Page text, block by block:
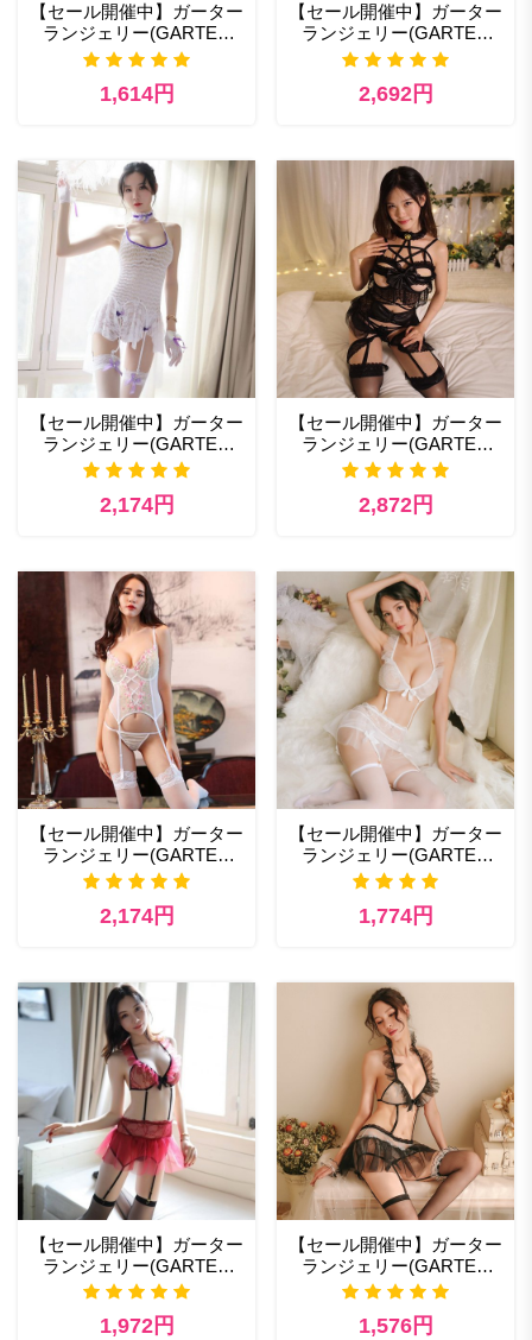
【セール開催中】ガーター
ランジェリー(GARTER
LINGERIE) エロ 激安ラン
1,614円
【セール開催中】ガーター
ランジェリー(GARTER
LINGERIE) スパイスラン
2,692円
【セール開催中】ガーター
ランジェリー(GARTER
LINGERIE) 366wt ベビー
2,174円
【セール開催中】ガーター
ランジェリー(GARTER
LINGERIE) エロ コスプレ
2,872円
【セール開催中】ガーター
ランジェリー(GARTER
LINGERIE) 性欲 エロ ラン
2,174円
【セール開催中】ガーター
ランジェリー(GARTER
LINGERIE) 409wt セクシ
1,774円
【セール開催中】ガーター
ランジェリー(GARTER
LINGERIE) 409rd エロ い
1,972円
【セール開催中】ガーター
ランジェリー(GARTER
LINGERIE) 409gl-2 性欲 エ
1,576円